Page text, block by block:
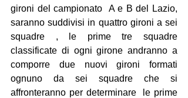
gironi del campionato  A e B del Lazio,
saranno suddivisi in quattro gironi a sei
squadre , le prime tre squadre
classificate di ogni girone andranno a
comporre due nuovi gironi formati
ognuno da sei squadre che si
affronteranno per determinare  le prime